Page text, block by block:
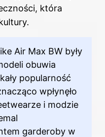
która
Air Max BW były
obuwia
popularność
wpłynęło
i modzie
garderoby w